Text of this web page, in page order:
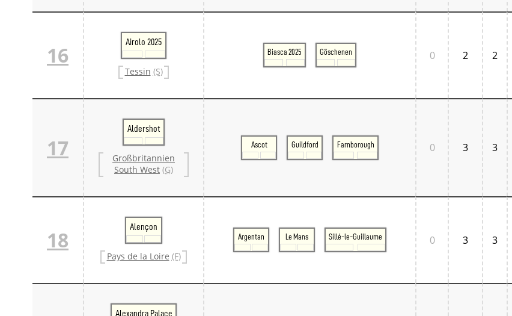
16
Airolo 2025
Tessin (S)
Biasca 2025 Göschenen 0 2 2
17
Aldershot
Großbritannien
South West (G)
Ascot Guildford Farnborough 0 3 3
18
Alençon
Pays de la Loire (F)
Argentan Le Mans Sillé-le-Guillaume 0 3 3
Alexandra Palace